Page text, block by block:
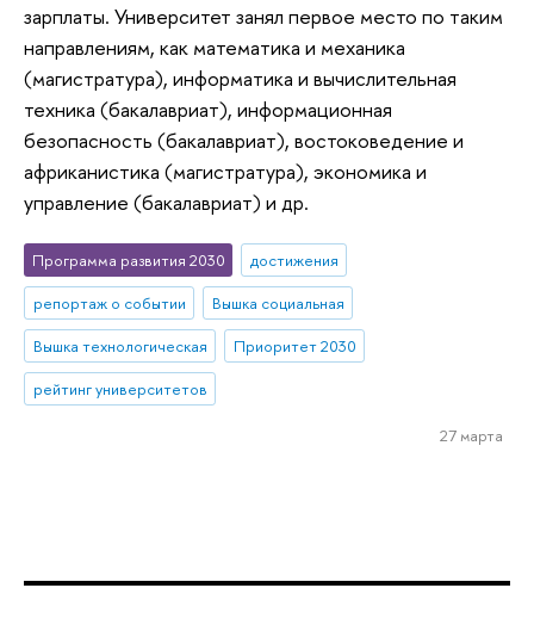
зарплаты. Университет занял первое место по таким
направлениям, как математика и механика
(магистратура), информатика и вычислительная
техника (бакалавриат), информационная
безопасность (бакалавриат), востоковедение и
африканистика (магистратура), экономика и
управление (бакалавриат) и др.
Программа развития 2030
достижения
репортаж о событии
Вышка социальная
Вышка технологическая
Приоритет 2030
рейтинг университетов
27 марта